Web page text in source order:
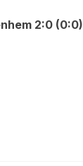
2:0 (0:0)